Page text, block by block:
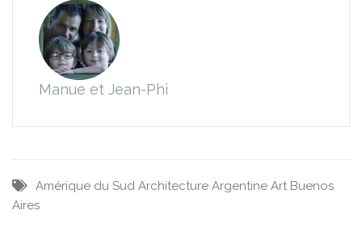
Manue et Jean-Phi
Amérique du Sud Architecture Argentine Art Buenos
Aires